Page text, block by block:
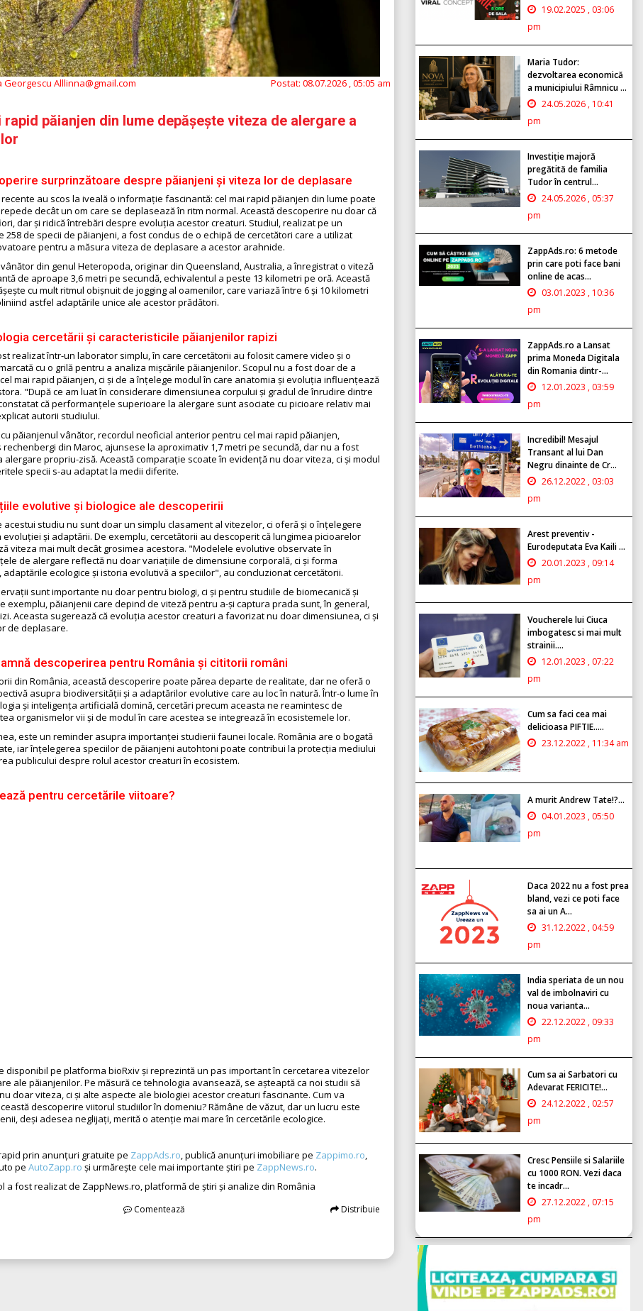
Georgescu Alllinna@gmail.com Postat: 08.07.2026 , 05:05 am
rapid păianjen din lume depășește viteza de alergare a
surprinzătoare despre păianjeni și viteza lor de deplasare
au scos la iveală o informație fascinantă: cel mai rapid păianjen din lume poate
decât un om care se deplasează în ritm normal. Această descoperire nu doar că
dar și ridică întrebări despre evoluția acestor creaturi. Studiul, realizat pe un
258 de specii de păianjeni, a fost condus de o echipă de cercetători care a utilizat
pentru a măsura viteza de deplasare a acestor arahnide.
din genul Heteropoda, originar din Queensland, Australia, a înregistrat o viteză
de aproape 3,6 metri pe secundă, echivalentul a peste 13 kilometri pe oră. Această
cu mult ritmul obișnuit de jogging al oamenilor, care variază între 6 și 10 kilometri
astfel adaptările unice ale acestor prădători.
cercetării și caracteristicile păianjenilor rapizi
realizat într-un laborator simplu, în care cercetătorii au folosit camere video și o
cu o grilă pentru a analiza mișcările păianjenilor. Scopul nu a fost doar de a
mai rapid păianjen, ci și de a înțelege modul în care anatomia și evoluția influențează
"După ce am luat în considerare dimensiunea corpului și gradul de înrudire dintre
că performanțele superioare la alergare sunt asociate cu picioare relativ mai
autorii studiului.
păianjenul vânător, recordul neoficial anterior pentru cel mai rapid păianjen,
rechenbergi din Maroc, ajunsese la aproximativ 1,7 metri pe secundă, dar nu a fost
alergare propriu-zisă. Această comparație scoate în evidență nu doar viteza, ci și modul
specii s-au adaptat la medii diferite.
evolutive și biologice ale descoperirii
acestui studiu nu sunt doar un simplu clasament al vitezelor, ci oferă și o înțelegere
și adaptării. De exemplu, cercetătorii au descoperit că lungimea picioarelor
viteza mai mult decât grosimea acestora. "Modelele evolutive observate în
de alergare reflectă nu doar variațiile de dimensiune corporală, ci și forma
adaptările ecologice și istoria evolutivă a speciilor", au concluzionat cercetătorii.
sunt importante nu doar pentru biologi, ci și pentru studiile de biomecanică și
exemplu, păianjenii care depind de viteză pentru a-și captura prada sunt, în general,
Aceasta sugerează că evoluția acestor creaturi a favorizat nu doar dimensiunea, ci și
de deplasare.
descoperirea pentru România și cititorii români
din România, această descoperire poate părea departe de realitate, dar ne oferă o
asupra biodiversității și a adaptărilor evolutive care au loc în natură. Într-o lume în
și inteligența artificială domină, cercetări precum aceasta ne reamintesc de
organismelor vii și de modul în care acestea se integrează în ecosistemele lor.
este un reminder asupra importanței studierii faunei locale. România are o bogată
iar înțelegerea speciilor de păianjeni autohtoni poate contribui la protecția mediului
publicului despre rolul acestor creaturi în ecosistem.
pentru cercetările viitoare?
disponibil pe platforma bioRxiv și reprezintă un pas important în cercetarea vitezelor
ale păianjenilor. Pe măsură ce tehnologia avansează, se așteaptă ca noi studii să
doar viteza, ci și alte aspecte ale biologiei acestor creaturi fascinante. Cum va
descoperire viitorul studiilor în domeniu? Rămâne de văzut, dar un lucru este
deși adesea neglijați, merită o atenție mai mare în cercetările ecologice.
prin anunțuri gratuite pe ZappAds.ro, publică anunțuri imobiliare pe Zappimo.ro,
pe AutoZapp.ro și urmărește cele mai importante știri pe ZappNews.ro.
a fost realizat de ZappNews.ro, platformă de știri și analize din România
Comentează Distribuie
19.02.2025 , 03:06
pm
Maria Tudor:
dezvoltarea economică
a municipiului Râmnicu ...
24.05.2026 , 10:41
pm
Investiție majoră
pregătită de familia
Tudor în centrul...
24.05.2026 , 05:37
pm
ZappAds.ro: 6 metode
prin care poti face bani
online de acas...
03.01.2023 , 10:36
pm
ZappAds.ro a Lansat
prima Moneda Digitala
din Romania dintr-...
12.01.2023 , 03:59
pm
Incredibil! Mesajul
Transant al lui Dan
Negru dinainte de Cr...
26.12.2022 , 03:03
pm
Arest preventiv -
Eurodeputata Eva Kaili ...
20.01.2023 , 09:14
pm
Voucherele lui Ciuca
imbogatesc si mai mult
strainii....
12.01.2023 , 07:22
pm
Cum sa faci cea mai
delicioasa PIFTIE.....
23.12.2022 , 11:34 am
A murit Andrew Tate!?...
04.01.2023 , 05:50
pm
Daca 2022 nu a fost prea
bland, vezi ce poti face
sa ai un A...
31.12.2022 , 04:59
pm
India speriata de un nou
val de imbolnaviri cu
noua varianta...
22.12.2022 , 09:33
pm
Cum sa ai Sarbatori cu
Adevarat FERICITE!...
24.12.2022 , 02:57
pm
Cresc Pensiile si Salariile
cu 1000 RON. Vezi daca
te incadr...
27.12.2022 , 07:15
pm